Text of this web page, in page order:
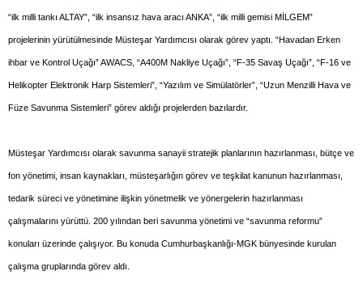
“ilk milli tankı ALTAY”, “ilk insansız hava aracı ANKA”, “ilk milli gemisi MİLGEM”
projelerinin yürütülmesinde Müsteşar Yardımcısı olarak görev yaptı. “Havadan Erken
ihbar ve Kontrol Uçağı” AWACS, “A400M Nakliye Uçağı”, “F-35 Savaş Uçağı”, “F-16 ve
Helikopter Elektronik Harp Sistemleri”, “Yazılım ve Simülatörler”, “Uzun Menzilli Hava ve
Füze Savunma Sistemleri” görev aldığı projelerden bazılardır.
Müsteşar Yardımcısı olarak savunma sanayii stratejik planlarının hazırlanması, bütçe ve
fon yönetimi, insan kaynakları, müsteşarlığın görev ve teşkilat kanunun hazırlanması,
tedarik süreci ve yönetimine ilişkin yönetmelik ve yönergelerin hazırlanması
çalışmalarını yürüttü. 200 yılından beri savunma yönetimi ve “savunma reformu”
konuları üzerinde çalışıyor. Bu konuda Cumhurbaşkanlığı-MGK bünyesinde kurulan
çalışma gruplarında görev aldı.